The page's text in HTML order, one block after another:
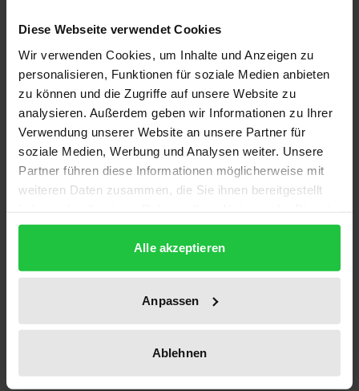
Diese Webseite verwendet Cookies
Wir verwenden Cookies, um Inhalte und Anzeigen zu
personalisieren, Funktionen für soziale Medien anbieten
zu können und die Zugriffe auf unsere Website zu
analysieren. Außerdem geben wir Informationen zu Ihrer
Verwendung unserer Website an unsere Partner für
soziale Medien, Werbung und Analysen weiter. Unsere
Partner führen diese Informationen möglicherweise mit
weiteren Daten zusammen, die Sie ihnen bereitgestellt
gesammelt haben.
Alle akzeptieren
Anpassen
Ablehnen
Relevanz, zumal der Bundesgerichtshof mit
umfassende Diskussion ausgelöst hat. Angesichts
der unterschiedlichen Behandlung von Alt- und
Neugläubigern und dem systematisch bedenklichen
Nebeneinander von Innen- und
Außenhaftungssystemen sind zentrale Fragen aber
nach wie vor unbeantwortet. Die Dissertation
untersucht die Haftung wegen Verletzung der
Insolvenzantragspflicht als
rechtsformübergreifendes Institut ebenso
praxisnah wie grundsätzlich. Ihr Verfasser entwirft
weit hinausgeht und der wissenschaftlichen
Auseinandersetzung zahlreiche neue materiell-